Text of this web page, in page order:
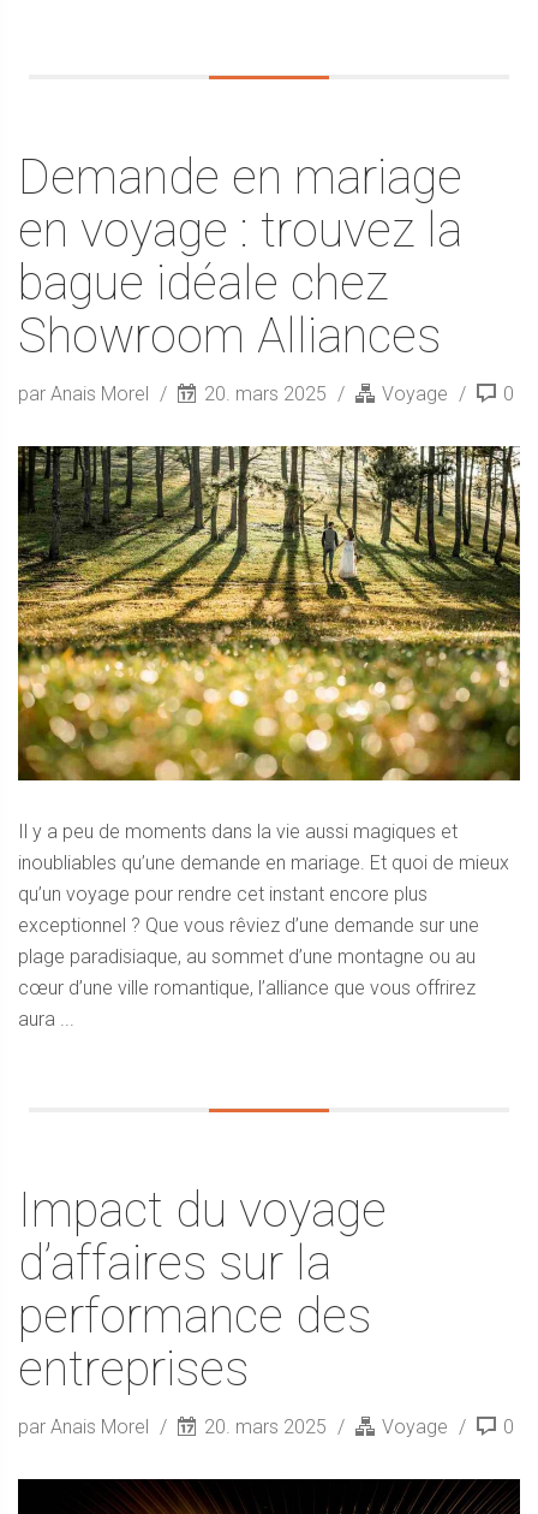
Demande en mariage
en voyage : trouvez la
bague idéale chez
Showroom Alliances
par Anais Morel 20. mars 2025 Voyage 0
Il y a peu de moments dans la vie aussi magiques et
inoubliables qu’une demande en mariage. Et quoi de mieux
qu’un voyage pour rendre cet instant encore plus
exceptionnel ? Que vous rêviez d’une demande sur une
plage paradisiaque, au sommet d’une montagne ou au
cœur d’une ville romantique, l’alliance que vous offrirez
aura ...
Impact du voyage
d’affaires sur la
performance des
entreprises
par Anais Morel 20. mars 2025 Voyage 0